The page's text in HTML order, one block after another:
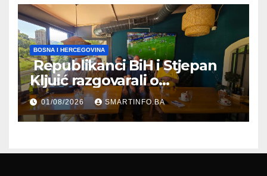
BOSNA I HERCEGOVINA
Republikanci BiH i Stjepan
Kljuić razgovarali o
evropskom putu Bosne i
Hercegovine
01/08/2026 SMARTINFO.BA